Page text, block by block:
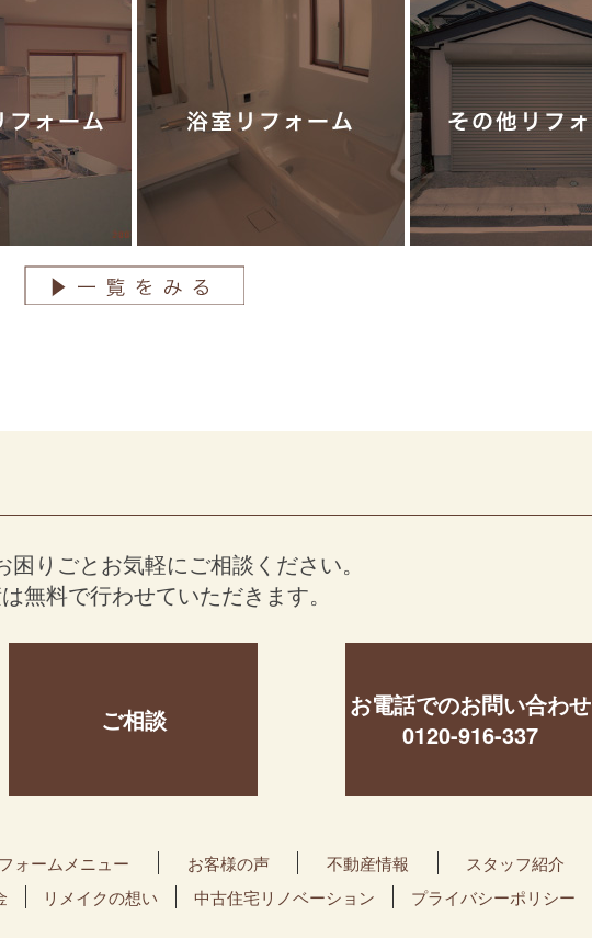
困りごとお気軽にご相談ください。
無料で行わせていただきます。
ご相談
お電話でのお問い合わせ
0120-916-337
ォームメニュー お客様の声 不動産情報
スタッフ紹介
リメイクの想い 中古住宅リノベーション プライバシーポリシー